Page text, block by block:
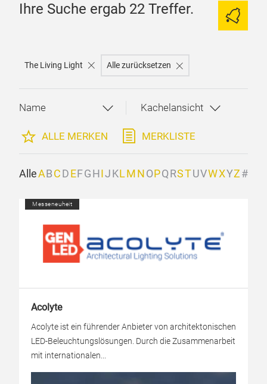
Ihre Suche ergab 22 Treffer.
The Living Light Alle zurücksetzen
ALLE MERKEN MERKLISTE
AlleABCDEFGHIJKLMNOPQRSTUVWXYZ#
Messeneuheit
Acolyte
Acolyte ist ein führender Anbieter von architektonischen
LED-Beleuchtungslösungen. Durch die Zusammenarbeit
mit internationalen...